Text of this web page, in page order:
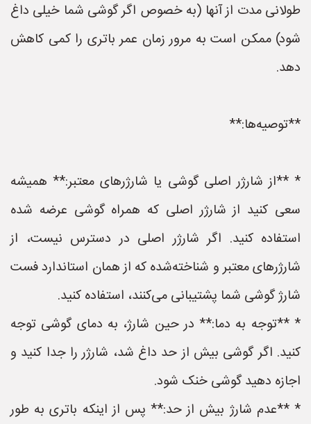
طولانی مدت از آنها (به خصوص اگر گوشی شما خیلی داغ
شود) ممکن است به مرور زمان عمر باتری را کمی کاهش
دهد.
**توصیه‌ها:**
* **از شارژر اصلی گوشی یا شارژرهای معتبر:** همیشه
سعی کنید از شارژر اصلی که همراه گوشی عرضه شده
استفاده کنید. اگر شارژر اصلی در دسترس نیست، از
شارژرهای معتبر و شناخته‌شده که از همان استاندارد فست
شارژ گوشی شما پشتیبانی می‌کنند، استفاده کنید.
* **توجه به دما:** در حین شارژ، به دمای گوشی توجه
کنید. اگر گوشی بیش از حد داغ شد، شارژر را جدا کنید و
اجازه دهید گوشی خنک شود.
* **عدم شارژ بیش از حد:** پس از اینکه باتری به طور